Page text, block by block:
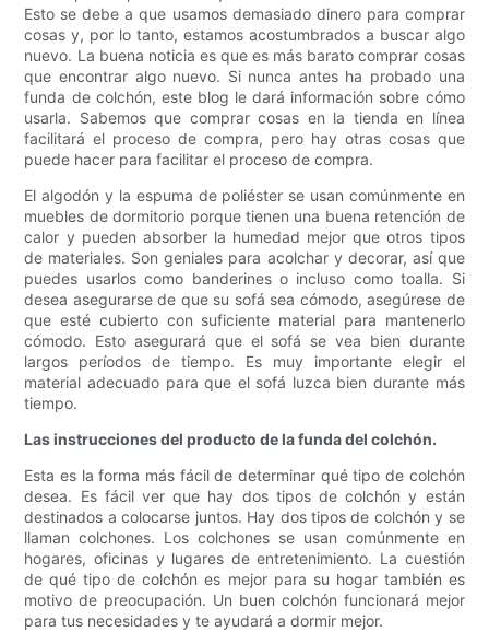
Esto se debe a que usamos demasiado dinero para comprar
cosas y, por lo tanto, estamos acostumbrados a buscar algo
nuevo. La buena noticia es que es más barato comprar cosas
que encontrar algo nuevo. Si nunca antes ha probado una
funda de colchón, este blog le dará información sobre cómo
usarla. Sabemos que comprar cosas en la tienda en línea
facilitará el proceso de compra, pero hay otras cosas que
puede hacer para facilitar el proceso de compra.
El algodón y la espuma de poliéster se usan comúnmente en
muebles de dormitorio porque tienen una buena retención de
calor y pueden absorber la humedad mejor que otros tipos
de materiales. Son geniales para acolchar y decorar, así que
puedes usarlos como banderines o incluso como toalla. Si
desea asegurarse de que su sofá sea cómodo, asegúrese de
que esté cubierto con suficiente material para mantenerlo
cómodo. Esto asegurará que el sofá se vea bien durante
largos períodos de tiempo. Es muy importante elegir el
material adecuado para que el sofá luzca bien durante más
tiempo.
Las instrucciones del producto de la funda del colchón.
Esta es la forma más fácil de determinar qué tipo de colchón
desea. Es fácil ver que hay dos tipos de colchón y están
destinados a colocarse juntos. Hay dos tipos de colchón y se
llaman colchones. Los colchones se usan comúnmente en
hogares, oficinas y lugares de entretenimiento. La cuestión
de qué tipo de colchón es mejor para su hogar también es
motivo de preocupación. Un buen colchón funcionará mejor
para tus necesidades y te ayudará a dormir mejor.